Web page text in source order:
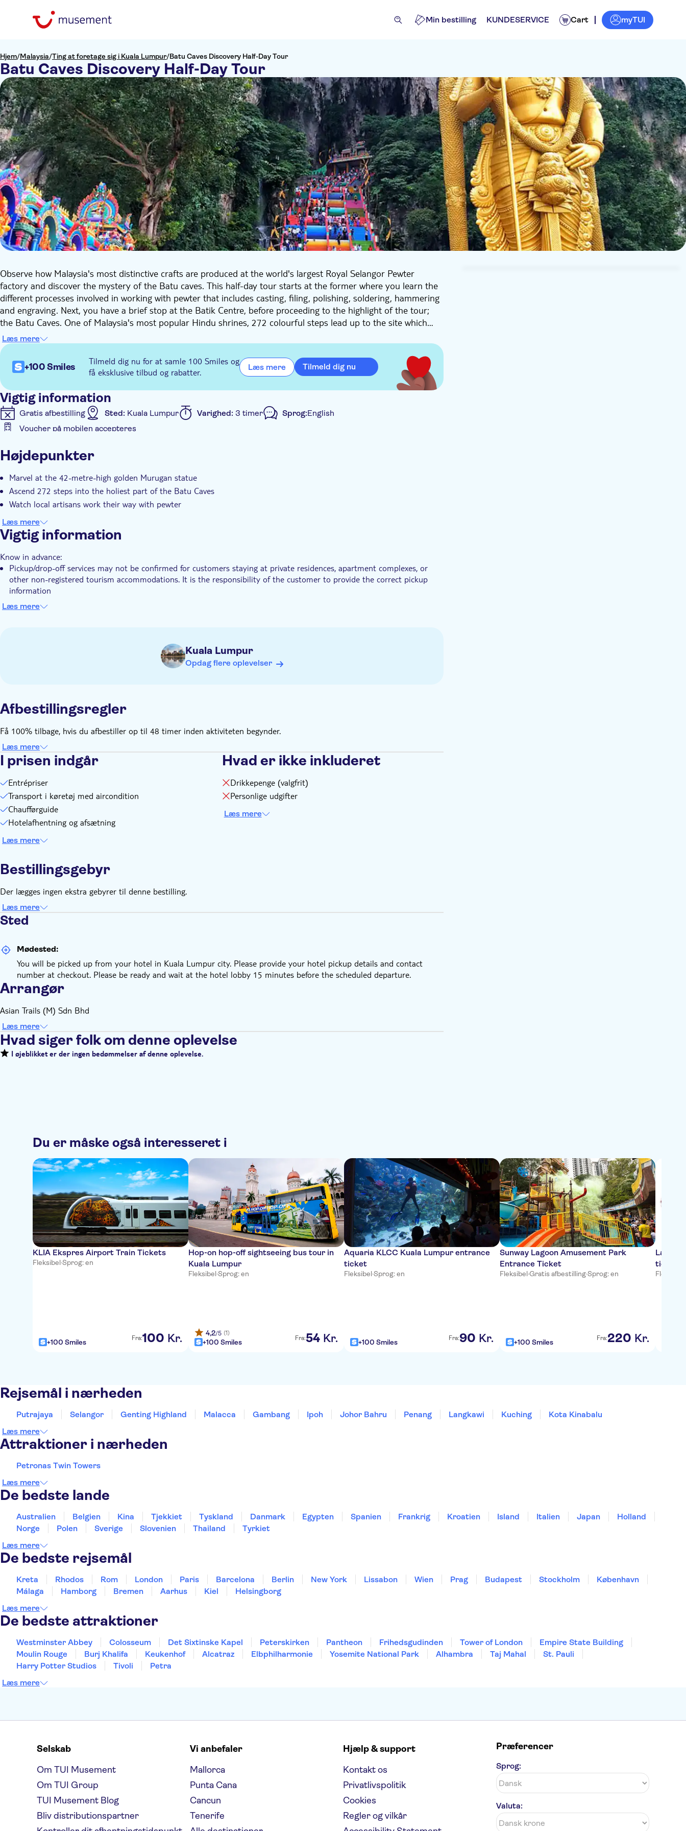
Min bestilling KUNDESERVICE Cart myTUI
Hjem/Malaysia/Ting at foretage sig i Kuala Lumpur/Batu Caves Discovery Half-Day Tour
Batu Caves Discovery Half-Day Tour
Observe how Malaysia's most distinctive crafts are produced at the world's largest Royal Selangor Pewter
factory and discover the mystery of the Batu caves. This half-day tour starts at the former where you learn the
different processes involved in working with pewter that includes casting, filing, polishing, soldering, hammering
and engraving. Next, you have a brief stop at the Batik Centre, before proceeding to the highlight of the tour;
the Batu Caves. One of Malaysia's most popular Hindu shrines, 272 colourful steps lead up to the site which
comprises fives caves and various temples, the main attraction being the Temple Cave.
Læs mere
+100 Smiles
Tilmeld dig nu for at samle 100 Smiles og
få eksklusive tilbud og rabatter.
Læs mere Tilmeld dig nu
Vigtig information
Gratis afbestilling Sted: Kuala Lumpur Varighed: 3 timer Sprog:English
Voucher på mobilen accepteres
Entréudgifter er Inkluderet
Transport fra hotellet
Transport included
Højdepunkter
Marvel at the 42-metre-high golden Murugan statue
Ascend 272 steps into the holiest part of the Batu Caves
Watch local artisans work their way with pewter
Læs mere
Vigtig information
Know in advance:
Pickup/drop-off services may not be confirmed for customers staying at private residences, apartment complexes, or
other non-registered tourism accommodations. It is the responsibility of the customer to provide the correct pickup
information
The local tour operator reserves the right to make necessary changes to the excursion to guarantee the safety of the
Tours and transfers with English-speaking Driver Guide (t
guide is limited to within the vehicle only, and no guiding services will be provided outside the vehicle)
Læs mere
Kuala Lumpur
Opdag flere oplevelser
Afbestillingsregler
Få 100% tilbage, hvis du afbestiller op til 48 timer inden aktiviteten begynder.
Læs mere
I prisen indgår
Entrépriser
Transport i køretøj med aircondition
Chaufførguide
Hotelafhentning og afsætning
Læs mere
Hvad er ikke inkluderet
Drikkepenge (valgfrit)
Personlige udgifter
Læs mere
Bestillingsgebyr
Der lægges ingen ekstra gebyrer til denne bestilling.
Læs mere
Sted
Mødested:
You will be picked up from your hotel in Kuala Lumpur city. Please provide your hotel pickup details and contact
number at checkout. Please be ready and wait at the hotel lobby 15 minutes before the scheduled departure.
Arrangør
Asian Trails (M) Sdn Bhd
Læs mere
Hvad siger folk om denne oplevelse
I øjeblikket er der ingen bedømmelser af denne oplevelse.
Du er måske også interesseret i
KLIA Ekspres Airport Train Tickets
Fleksibel·Sprog: en
+100 Smiles Fra:100 Kr.
Hop-on hop-off sightseeing bus tour in
Kuala Lumpur
Fleksibel·Sprog: en
4,2/5 (1)
+100 Smiles Fra:54 Kr.
Aquaria KLCC Kuala Lumpur entrance
ticket
Fleksibel·Sprog: en
+100 Smiles Fra:90 Kr.
Sunway Lagoon Amusement Park
Entrance Ticket
Fleksibel·Gratis afbestilling·Sprog: en
+100 Smiles Fra:220 Kr.
ticket
Fleksibel
Rejsemål i nærheden
Putrajaya Selangor Genting Highland Malacca Gambang Ipoh Johor Bahru Penang Langkawi Kuching
Kota Kinabalu
Læs mere
Attraktioner i nærheden
Petronas Twin Towers
Læs mere
De bedste lande
Australien Belgien Kina Tjekkiet Tyskland Danmark Egypten Spanien Frankrig Kroatien Island Italien Japan
Holland
Norge
Polen Sverige Slovenien Thailand
Tyrkiet
Læs mere
De bedste rejsemål
Kreta Rhodos Rom London Paris Barcelona Berlin New York Lissabon Wien Prag Budapest Stockholm
København
Málaga
Hamborg Bremen Aarhus Kiel
Helsingborg
Læs mere
De bedste attraktioner
Westminster Abbey Colosseum Det Sixtinske Kapel Peterskirken Pantheon Frihedsgudinden Tower of London
Empire State Building
Moulin Rouge
Burj Khalifa Keukenhof Alcatraz Elbphilharmonie Yosemite National Park Alhambra Taj Mahal
St. Pauli
Harry Potter Studios
Tivoli
Petra
Læs mere
Selskab
Om TUI Musement
Om TUI Group
TUI Musement Blog
Bliv distributionspartner
Vi anbefaler
Mallorca
Punta Cana
Cancun
Tenerife
Hjælp & support
Kontakt os
Privatlivspolitik
Cookies
Regler og vilkår
Præferencer
Sprog:
Valuta: